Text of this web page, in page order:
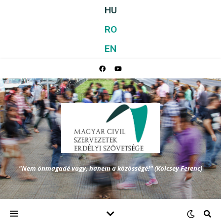
HU
RO
EN
"Nem önmagadé vagy, hanem a közösségé!" (Kölcsey Ferenc)